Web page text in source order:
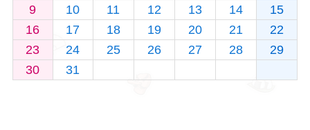
9
10 11 12 13 14
15
16
17 18 19 20 21
22
23
24 25 26 27 28
29
30
31